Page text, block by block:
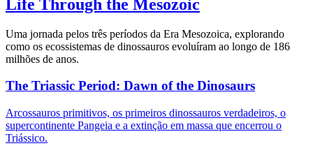
Life Through the Mesozoic
Uma jornada pelos três períodos da Era Mesozoica, explorando
como os ecossistemas de dinossauros evoluíram ao longo de 186
milhões de anos.
The Triassic Period: Dawn of the Dinosaurs
Arcossauros primitivos, os primeiros dinossauros verdadeiros, o
supercontinente Pangeia e a extinção em massa que encerrou o
Triássico.